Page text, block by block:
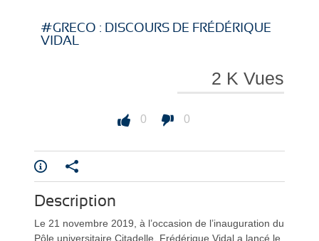
i
r
e
i
r
e
#GRECO : DISCOURS DE FRÉDÉRIQUE
VIDAL
2 K Vues
0 0
Description
Le 21 novembre 2019, à l’occasion de l’inauguration du
Pôle universitaire Citadelle, Frédérique Vidal a lancé le